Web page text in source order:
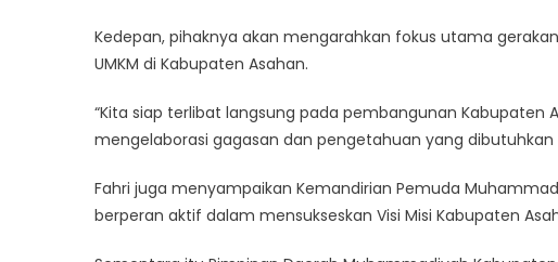
Kedepan, pihaknya akan mengarahkan fokus utama
UMKM di Kabupaten Asahan.
“Kita siap terlibat langsung pada pembangunan Kabupaten
mengelaborasi gagasan dan pengetahuan yang
Fahri juga menyampaikan Kemandirian Pemuda
berperan aktif dalam mensukseskan Visi Misi Kabupaten